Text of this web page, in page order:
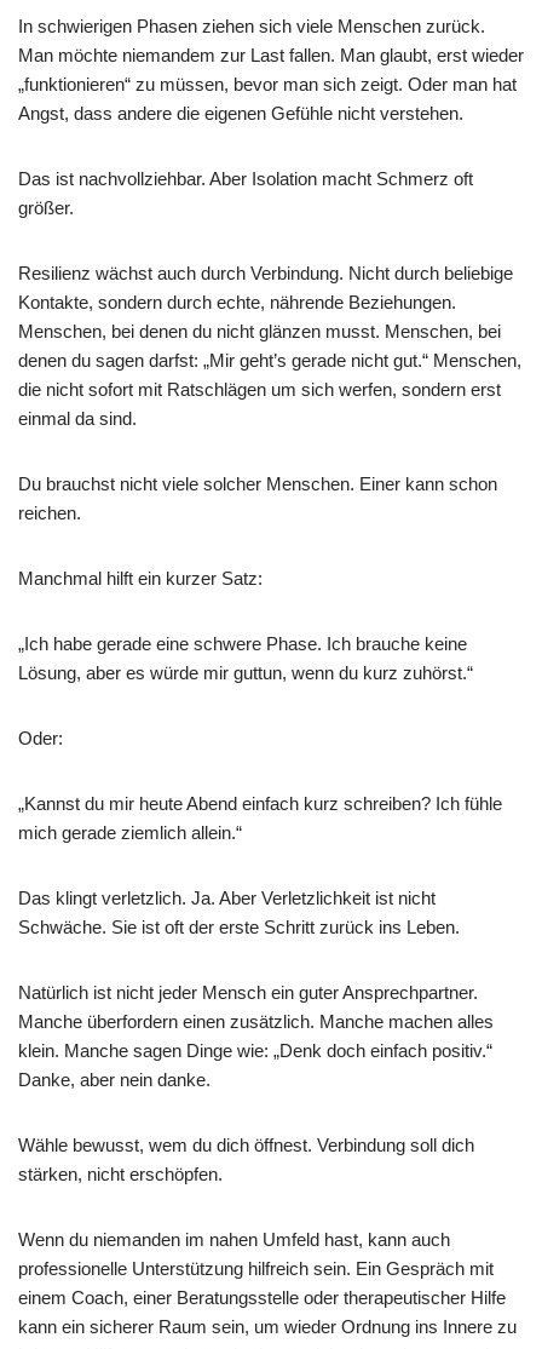
In schwierigen Phasen ziehen sich viele Menschen zurück.
Man möchte niemandem zur Last fallen. Man glaubt, erst wieder
„funktionieren“ zu müssen, bevor man sich zeigt. Oder man hat
Angst, dass andere die eigenen Gefühle nicht verstehen.
Das ist nachvollziehbar. Aber Isolation macht Schmerz oft
größer.
Resilienz wächst auch durch Verbindung. Nicht durch beliebige
Kontakte, sondern durch echte, nährende Beziehungen.
Menschen, bei denen du nicht glänzen musst. Menschen, bei
denen du sagen darfst: „Mir geht’s gerade nicht gut.“ Menschen,
die nicht sofort mit Ratschlägen um sich werfen, sondern erst
einmal da sind.
Du brauchst nicht viele solcher Menschen. Einer kann schon
reichen.
Manchmal hilft ein kurzer Satz:
„Ich habe gerade eine schwere Phase. Ich brauche keine
Lösung, aber es würde mir guttun, wenn du kurz zuhörst.“
Oder:
„Kannst du mir heute Abend einfach kurz schreiben? Ich fühle
mich gerade ziemlich allein.“
Das klingt verletzlich. Ja. Aber Verletzlichkeit ist nicht
Schwäche. Sie ist oft der erste Schritt zurück ins Leben.
Natürlich ist nicht jeder Mensch ein guter Ansprechpartner.
Manche überfordern einen zusätzlich. Manche machen alles
klein. Manche sagen Dinge wie: „Denk doch einfach positiv.“
Danke, aber nein danke.
Wähle bewusst, wem du dich öffnest. Verbindung soll dich
stärken, nicht erschöpfen.
Wenn du niemanden im nahen Umfeld hast, kann auch
professionelle Unterstützung hilfreich sein. Ein Gespräch mit
einem Coach, einer Beratungsstelle oder therapeutischer Hilfe
kann ein sicherer Raum sein, um wieder Ordnung ins Innere zu